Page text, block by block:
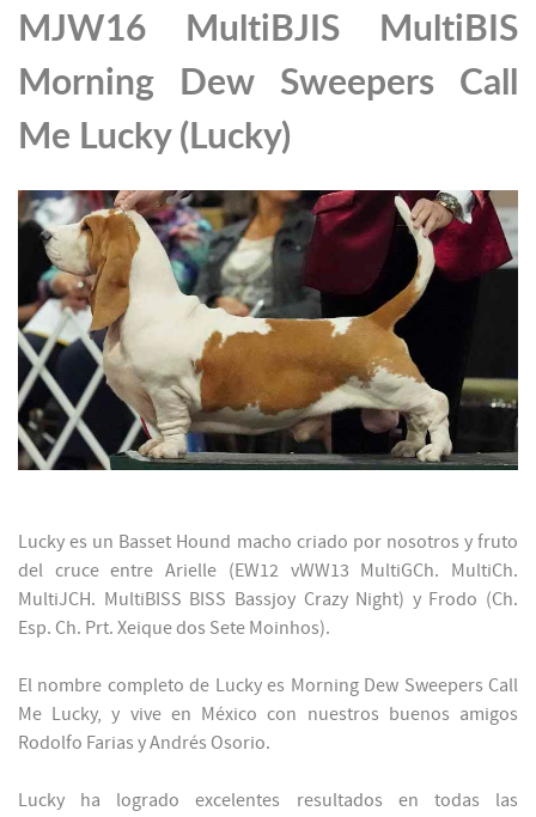
MJW16 MultiBJIS MultiBIS
Morning Dew Sweepers Call
Me Lucky (Lucky)
Lucky es un Basset Hound macho criado por nosotros y fruto
del cruce entre Arielle (EW12 vWW13 MultiGCh. MultiCh.
MultiJCH. MultiBISS BISS Bassjoy Crazy Night) y Frodo (Ch.
Esp. Ch. Prt. Xeique dos Sete Moinhos).
El nombre completo de Lucky es Morning Dew Sweepers Call
Me Lucky, y vive en México con nuestros buenos amigos
Rodolfo Farias y Andrés Osorio.
Lucky ha logrado excelentes resultados en todas las